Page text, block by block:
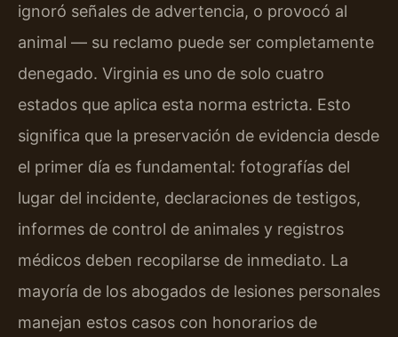
ignoró señales de advertencia, o provocó al
animal — su reclamo puede ser completamente
denegado. Virginia es uno de solo cuatro
estados que aplica esta norma estricta. Esto
significa que la preservación de evidencia desde
el primer día es fundamental: fotografías del
lugar del incidente, declaraciones de testigos,
informes de control de animales y registros
médicos deben recopilarse de inmediato. La
mayoría de los abogados de lesiones personales
manejan estos casos con honorarios de